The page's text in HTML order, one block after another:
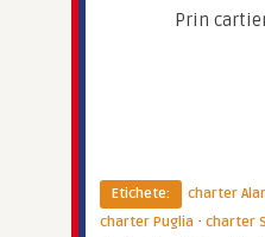
Prin
Etichete: charter
charter Puglia · charter